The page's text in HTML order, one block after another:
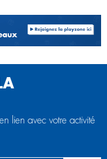
lien avec votre activité